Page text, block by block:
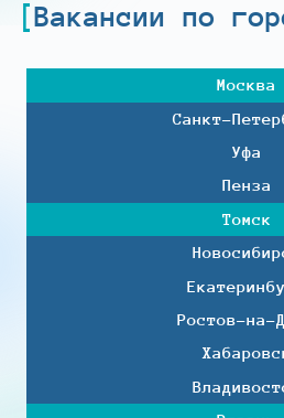
Вакансии по
Москва
Санкт-
Уфа
Пенза
Томск
Ростов-на-